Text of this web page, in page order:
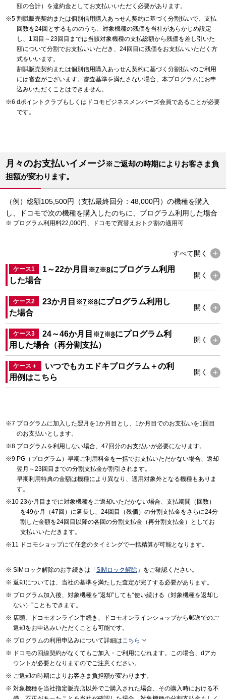
額の合計）を違約金としてお支払いいただく必要があります。
割賦販売契約または個別信用購入あっせん契約に基づく分割払いで、支払
回数を24回とするもののうち、対象機種の残価を当社があらかじめ設定
し、1回目～23回目までは当該対象機種の支払総額から残価を差し引いた
額について分割でお支払いいただき、24回目に残価をお支払いいただく方
式をいいます。
割賦販売契約または個別信用購入あっせん契約に基づく分割払いのご利用
には審査がございます。審査基準を満たさない場合、本プログラムにお申
込みいただくことはできません。
dポイントクラブもしくはドコモビジネスメンバーズ会員であることが必要
です。
月々のお支払いイメージ※ご返却の時期によりお客さま負
担額が変わります。
（例）総額105,500円（支払最終回分：48,000円）の機種を購入
し、ドコモで次の機種を購入したのちに、プログラム利用した場合
プログラム利用料22,000円、ドコモで買替えおトク割の適用可
すべて開く
ケース1 1～22か月目 ※7※8にプログラム利用
した場合
開く
ケース2 23か月目 ※7※8にプログラム利用し
た場合
開く
ケース3 24～46か月目 ※7※8にプログラム利
用した場合（再分割支払）
開く
ケース＋
いつでもカエドキプログラム＋の利
用例はこちら
開く
プログラムに加入した翌月を1か月目とし、1か月目でのお支払いを1回目
のお支払いとします。
プログラムを利用しない場合、47回分のお支払いが必要になります。
PG（プログラム）早期ご利用料金を一括でお支払いただかない場合、返却
翌月～23回目までの分割支払金が割引されます。
早期利用特典の金額は機種により異なり、適用対象外となる機種もありま
す。
23か月目までに対象機種をご返却いただかない場合、支払期間（回数）
を49か月（47回）に延長し、24回目（残価）の分割支払金をさらに24分
割した金額を24回目以降の各回の分割支払金（再分割支払金）としてお
支払いいただきます。
ドコモショップにて任意のタイミングで一括精算が可能となります。
SIMロック解除のお手続きは「 SIMロック解除 」をご確認ください。
返却については、当社の基準を満たした査定が完了する必要があります。
プログラム加入後、対象機種を“返却”しても“使い続ける（対象機種を返却し
ない）”こともできます。
店頭、ドコモオンライン手続き、ドコモオンラインショップから郵送でのご
返却をお申込みいただくことも可能です。
プログラムの利用申込みについて詳細はこちら 
ドコモの回線契約がなくてもご加入・ご利用になれます。この場合、dアカ
ウントが必要となりますのでご注意ください。
ご返却の時期によりお客さま負担額が変わります。
対象機種を当社指定販売店以外でご購入された場合、その購入時における不